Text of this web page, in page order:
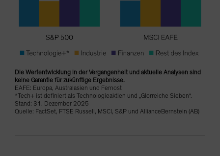
Die Wertentwicklung in der Vergangenheit und aktuelle Analysen sind
keine Garantie für zukünftige Ergebnisse.
EAFE: Europa, Australasien und Fernost
*Tech+ ist definiert als Technologieaktien und „Glorreiche Sieben“.
Stand: 31. Dezember 2025
Quelle: FactSet, FTSE Russell, MSCI, S&P und AllianceBernstein (AB)